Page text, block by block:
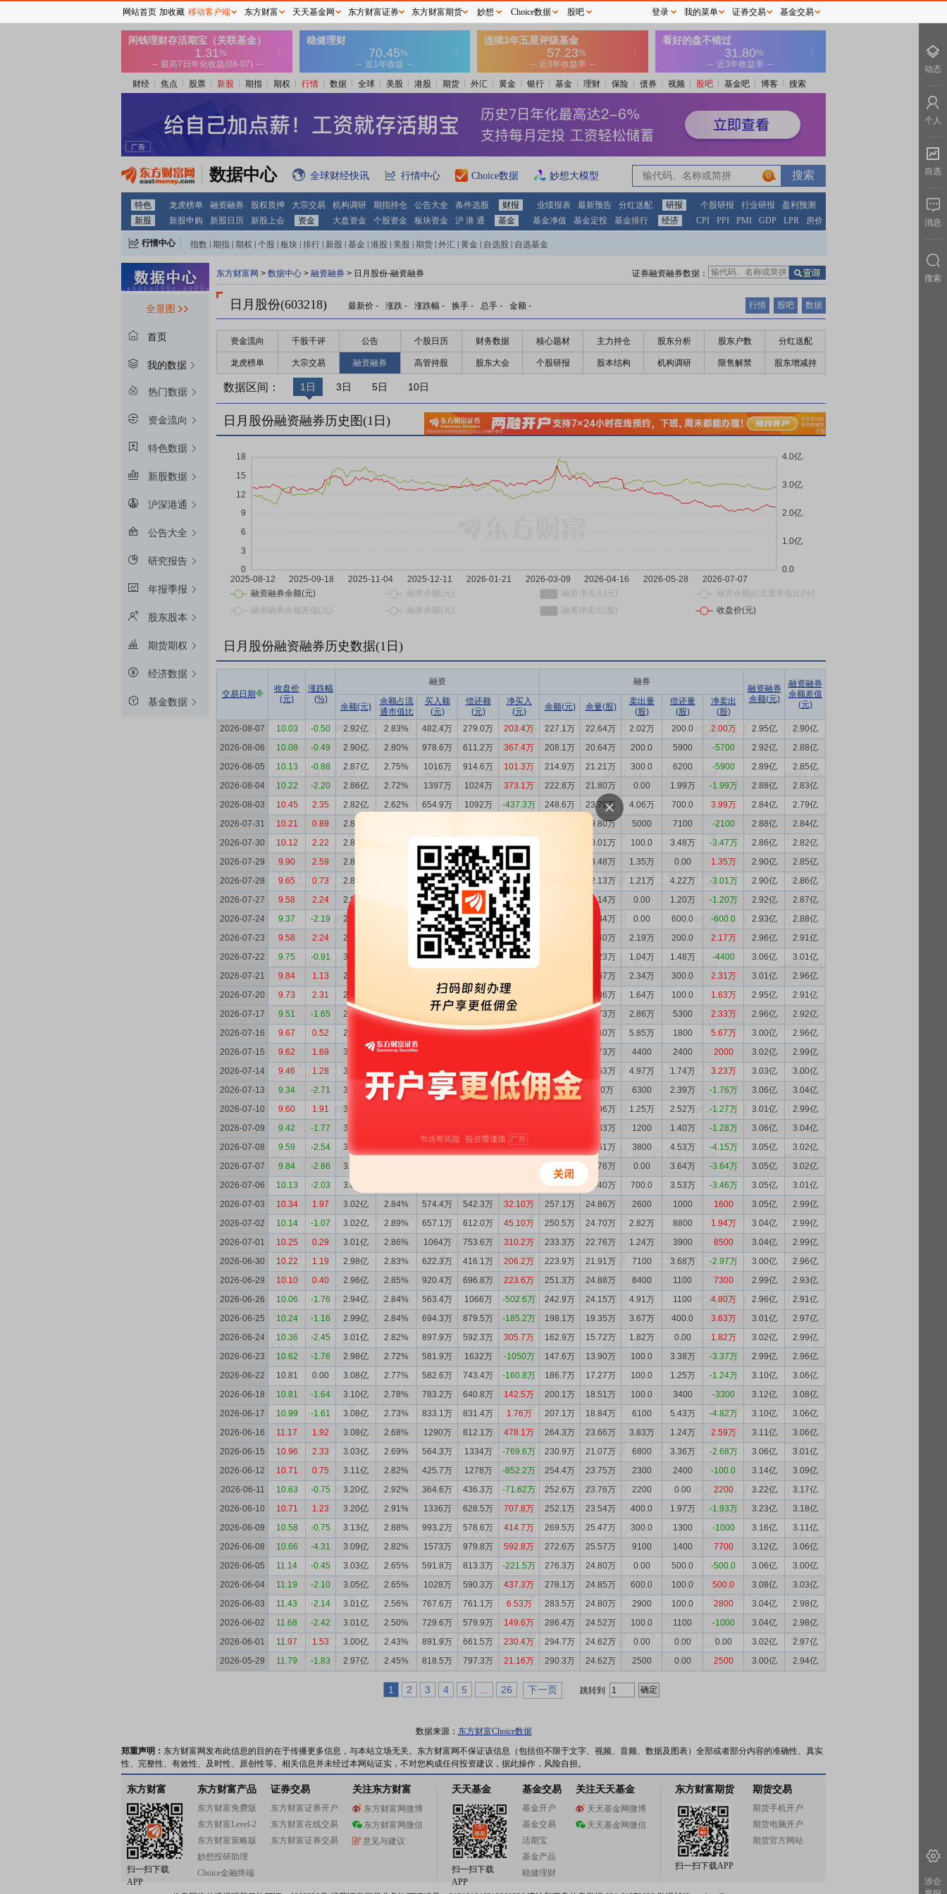
财经 焦点 股票 新股 期指 期权 行情 数据 全球 美股 港股 期货 外汇 黄金 银行 基金 理财 保险 债券 视频 股吧 基金吧 博客 搜索
数据中心 全球财经快讯 行情中心 Choice数据 妙想大模型 0
特色 龙虎榜单 融资融券 股权质押 大宗交易 机构调研 期指持仓 公告大全 条件选股 财报 业绩报表 最新预告 分红送配 研报 个股研报 行业研报
盈利预测
新股
新股申购 新股日历 新股上会 资金 大盘资金 个股资金 板块资金 沪 港 通 基金 基金净值 基金定投 基金排行 经济 CPI PPI PMI GDP LPR 房价
行情中心 指数 期指 期权 个股 板块 排行 新股 基金 港股 美股 期货 外汇 黄金 自选股 自选基金
全景图
首页
我的数据
热门数据
资金流向
特色数据
新股数据
沪深港通
公告大全
研究报告
年报季报
股东股本
期货期权
经济数据
基金数据
东方财富网 > 数据中心 > 融资融券 > 日月股份-融资融券 证券融资融券数据：
日月股份(603218) 最新价 - 涨跌 - 涨跌幅 - 换手 - 总手 - 金额 - 行情 股吧 数据
资金流向 千股千评 公告 个股日历 财务数据 核心题材 主力持仓 股东分析 股东户数 分红送配
龙虎榜单 大宗交易 融资融券 高管持股 股东大会 个股研报 股本结构 机构调研 限售解禁 股东增减持
数据区间： 1日 3日 5日 10日
日月股份融资融券历史图(1 日)
日月股份融资融券历史数据(1 日)
交易日期
收盘价
(元)
涨跌幅
(%)
融资 融券
融资融券
余额(元)
融资融券
余额差值
(元)
余额(元)
余额占流
通市值比
买入额
(元)
偿还额
(元)
净买入
(元)
余额(元) 余量(股)
卖出量
(股)
偿还量
(股)
净卖出
(股)
2026-08-07
10.03 -0.50 2.92亿 2.83% 482.4万 279.0万 203.4万 227.1万 22.64万 2.02万 200.0 2.00万 2.95亿
2.90亿
2026-08-06
10.08 -0.49 2.90亿 2.80% 978.6万 611.2万 367.4万 208.1万 20.64万 200.0 5900 -5700 2.92亿
2.88亿
2026-08-05
10.13 -0.88 2.87亿 2.75% 1016万 914.6万 101.3万 214.9万 21.21万 300.0 6200 -5900 2.89亿
2.85亿
2026-08-04
10.22 -2.20 2.86亿 2.72% 1397万 1024万 373.1万 222.8万 21.80万 0.00 1.99万 -1.99万 2.88亿
2.83亿
2026-08-03
10.45 2.35 2.82亿 2.62% 654.9万 1092万 -437.3万 248.6万 23.79万 4.06万 700.0 3.99万 2.84亿
2.79亿
2026-07-31
10.21 0.89 2.86亿 19.80万 5000 7100 -2100 2.88亿
2.84亿
2026-07-30
10.12 2.22 2.84亿 20.01万 100.0 3.48万 -3.47万 2.86亿
2.82亿
2026-07-29
9.90 2.59 2.88亿 775.8万 818.4万 -42.58万 23.48万 1.35万 0.00 1.35万 2.90亿
2.85亿
2026-07-28
9.65 0.73 2.88亿 401.8万 498.8万 -96.94万 22.13万 1.21万 4.22万 -3.01万 2.90亿
2.86亿
2026-07-27
9.58 2.24 2.89亿 633.6万 782.9万 -149.4万 25.14万 0.00 1.20万 -1.20万 2.92亿
2.87亿
2026-07-24
9.37 -2.19 2.91亿 317.9万 643.2万 -325.3万 26.34万 0.00 600.0 -600.0 2.93亿
2.88亿
2026-07-23
9.58 2.24 2.94亿 504.4万 1480万 -975.2万 26.40万 2.19万 200.0 2.17万 2.96亿
2.91亿
2026-07-22
9.75 -0.91 3.04亿 1263万 734.7万 528.5万 24.23万 1.04万 1.48万 -4400 3.06亿
3.01亿
2026-07-21
9.84 1.13 2.98亿 24.67万 2.34万 300.0 2.31万 3.01亿
2.96亿
2026-07-20
9.73 2.31 2.93亿 863.0万 976.5万 -113.5万 22.36万 1.64万 100.0 1.63万 2.95亿
2.91亿
2026-07-17
9.51 -1.65 2.94亿 3.01% 349.2万 725.5万 -376.3万 197.1万 20.73万 2.86万 5300 2.33万 2.96亿
2.92亿
2026-07-16
9.67 0.52 2.98亿 344.4万 592.4万 -248.1万 18.40万 5.85万 1800 5.67万 3.00亿
2.96亿
2026-07-15
9.62 1.69 3.00亿 3.03% 12.73万 4400 2400 2000 3.02亿
2.99亿
2026-07-14
9.46 1.28 3.02亿 3.10% 374.9万 711.1万 -336.3万 118.5万 12.53万 4.97万 1.74万 3.23万 3.03亿
3.00亿
2026-07-13
9.34 -2.71 3.05亿 3.17% 779.1万 301.9万 477.1万 86.86万 9.30万 6300 2.39万 -1.76万 3.06亿
3.04亿
2026-07-10
9.60 1.91 3.00亿 11.06万 1.25万 2.52万 -1.27万 3.01亿
2.99亿
2026-07-09
9.42 -1.77 3.05亿 12.33万 1200 1.40万 -1.28万 3.06亿
3.04亿
2026-07-08
9.59 -2.54 3.03亿 -15.00万 13.61万 3800 4.53万 -4.15万 3.05亿
3.02亿
2026-07-07
9.84 -2.86 3.03亿 174.8万 17.76万 0.00 3.64万 -3.64万 3.05亿
3.02亿
2026-07-06
10.13 -2.03 3.03亿 216.8万 21.40万 700.0 3.53万 -3.46万 3.05亿
3.01亿
2026-07-03
10.34 1.97 3.02亿 2.84% 574.4万 542.3万 32.10万 257.1万 24.86万 2600 1000 1600 3.05亿
2.99亿
2026-07-02
10.14 -1.07 3.02亿 2.89% 657.1万 612.0万 45.10万 250.5万 24.70万 2.82万 8800 1.94万 3.04亿
2.99亿
2026-07-01
10.25 0.29 3.01亿 2.86% 1064万 753.6万 310.2万 233.3万 22.76万 1.24万 3900 8500 3.04亿
2.99亿
2026-06-30
10.22 1.19 2.98亿 2.83% 622.3万 416.1万 206.2万 223.9万 21.91万 7100 3.68万 -2.97万 3.00亿
2.96亿
2026-06-29
10.10 0.40 2.96亿 2.85% 920.4万 696.8万 223.6万 251.3万 24.88万 8400 1100 7300 2.99亿
2.93亿
2026-06-26
10.06 -1.76 2.94亿 2.84% 563.4万 1066万 -502.6万 242.9万 24.15万 4.91万 1100 4.80万 2.96亿
2.91亿
2026-06-25
10.24 -1.16 2.99亿 2.84% 694.3万 879.5万 -185.2万 198.1万 19.35万 3.67万 400.0 3.63万 3.01亿
2.97亿
2026-06-24
10.36 -2.45 3.01亿 2.82% 897.9万 592.3万 305.7万 162.9万 15.72万 1.82万 0.00 1.82万 3.02亿
2.99亿
2026-06-23
10.62 -1.76 2.98亿 2.72% 581.9万 1632万 -1050万 147.6万 13.90万 100.0 3.38万 -3.37万 2.99亿
2.96亿
2026-06-22
10.81 0.00 3.08亿 2.77% 582.6万 743.4万 -160.8万 186.7万 17.27万 100.0 1.25万 -1.24万 3.10亿
3.06亿
2026-06-18
10.81 -1.64 3.10亿 2.78% 783.2万 640.8万 142.5万 200.1万 18.51万 100.0 3400 -3300 3.12亿
3.08亿
2026-06-17
10.99 -1.61 3.08亿 2.73% 833.1万 831.4万 1.76万 207.1万 18.84万 6100 5.43万 -4.82万 3.10亿
3.06亿
2026-06-16
11.17 1.92 3.08亿 2.68% 1290万 812.1万 478.1万 264.3万 23.66万 3.83万 1.24万 2.59万 3.11亿
3.06亿
2026-06-15
10.96 2.33 3.03亿 2.69% 564.3万 1334万 -769.6万 230.9万 21.07万 6800 3.36万 -2.68万 3.06亿
3.01亿
2026-06-12
10.71 0.75 3.11亿 2.82% 425.7万 1278万 -852.2万 254.4万 23.75万 2300 2400 -100.0 3.14亿
3.09亿
2026-06-11
10.63 -0.75 3.20亿 2.92% 364.6万 436.3万 -71.62万 252.6万 23.76万 2200 0.00 2200 3.22亿
3.17亿
2026-06-10
10.71 1.23 3.20亿 2.91% 1336万 628.5万 707.8万 252.1万 23.54万 400.0 1.97万 -1.93万 3.23亿
3.18亿
2026-06-09
10.58 -0.75 3.13亿 2.88% 993.2万 578.6万 414.7万 269.5万 25.47万 300.0 1300 -1000 3.16亿
3.11亿
2026-06-08
10.66 -4.31 3.09亿 2.82% 1573万 979.8万 592.8万 272.6万 25.57万 9100 1400 7700 3.12亿
3.06亿
2026-06-05
11.14 -0.45 3.03亿 2.65% 591.8万 813.3万 -221.5万 276.3万 24.80万 0.00 500.0 -500.0 3.06亿
3.00亿
2026-06-04
11.19 -2.10 3.05亿 2.65% 1028万 590.3万 437.3万 278.1万 24.85万 600.0 100.0 500.0 3.08亿
3.03亿
2026-06-03
11.43 -2.14 3.01亿 2.56% 767.6万 761.1万 6.53万 283.5万 24.80万 2900 100.0 2800 3.04亿
2.98亿
2026-06-02
11.68 -2.42 3.01亿 2.50% 729.6万 579.9万 149.6万 286.4万 24.52万 100.0 1100 -1000 3.04亿
2.98亿
2026-06-01
11.97 1.53 3.00亿 2.43% 891.9万 661.5万 230.4万 294.7万 24.62万 0.00 0.00 0.00 3.02亿
2.97亿
2026-05-29
11.79 -1.83 2.97亿 2.45% 818.5万 797.3万 21.16万 290.3万 24.62万 2500 0.00 2500 3.00亿 2.94亿
1 2 3 4 5 26 下一页 跳转到
数据来源： 东方财富Choice数据
郑重声明： 东方财富网发布此信息的目的在于传播更多信息，与本站立场无关。东方财富网不保证该信息（包括但不限于文字、视频、音频、数据及图表）全部或者部分内容的准确性、真实
性、完整性、有效性、及时性、原创性等。相关信息并未经过本网站证实，不对您构成任何投资建议，据此操作，风险自担。
东方财富
扫一扫下载
APP
东方财富产品
东方财富免费版
东方财富Level-2
东方财富策略版
妙想投研助理
Choice金融终端
证券交易
东方财富证券开户
东方财富在线交易
东方财富证券交易
关注东方财富
东方财富网微博
东方财富网微信
意见与建议
天天基金
扫一扫下载
APP
基金交易
基金开户
基金交易
活期宝
基金产品
稳健理财
关注天天基金
天天基金网微博
天天基金网微信
东方财富期货
扫一扫下载APP
期货交易
期货手机开户
期货电脑开户
期货官方网站
网站首页 加收藏 移动客户端 东方财富 天天基金网 东方财富证券 东方财富期货 妙想 Choice数据 股吧 登录 我的菜单 证券交易 基金交易
动态
个人
自选
消息
搜索
涉企